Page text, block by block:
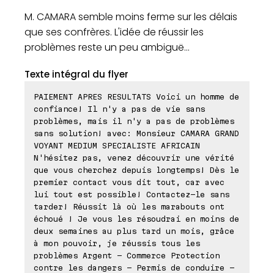
M. CAMARA semble moins ferme sur les délais
que ses confrères. L'idée de réussir les
problèmes reste un peu ambiguë...
Texte intégral du flyer
PAIEMENT APRES RESULTATS Voici un homme de
confiance! Il n'y a pas de vie sans
problèmes, mais il n'y a pas de problèmes
sans solution! avec: Monsieur CAMARA GRAND
VOYANT MEDIUM SPECIALISTE AFRICAIN
N'hésitez pas, venez découvrir une vérité
que vous cherchez depuis longtemps! Dès le
premier contact vous dit tout, car avec
lui tout est possible! Contactez-le sans
tarder! Réussit là où les marabouts ont
échoué ! Je vous les résoudrai en moins de
deux semaines au plus tard un mois, grâce
à mon pouvoir, je réussis tous les
problèmes Argent - Commerce Protection
contre les dangers - Permis de conduire -